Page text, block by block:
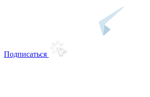
Подписаться